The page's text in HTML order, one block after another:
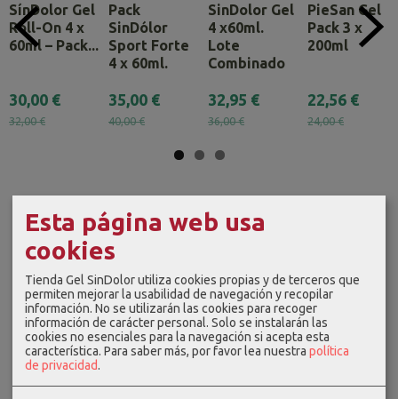
SínDolor Gel
Roll-On 4 x
60ml – Pack...
30,00 €
32,00 €
Pack
SinDólor
Sport Forte
4 x 60ml.
35,00 €
40,00 €
SinDolor Gel
4 x60ml.
Lote
Combinado
32,95 €
36,00 €
PieSan Gel
Pack 3 x
200ml
22,56 €
24,00 €
Esta página web usa
cookies
Tienda Gel SinDolor utiliza cookies propias y de terceros que
permiten mejorar la usabilidad de navegación y recopilar
información. No se utilizarán las cookies para recoger
información de carácter personal. Solo se instalarán las
cookies no esenciales para la navegación si acepta esta
característica. Para saber más, por favor lea nuestra política
de privacidad.